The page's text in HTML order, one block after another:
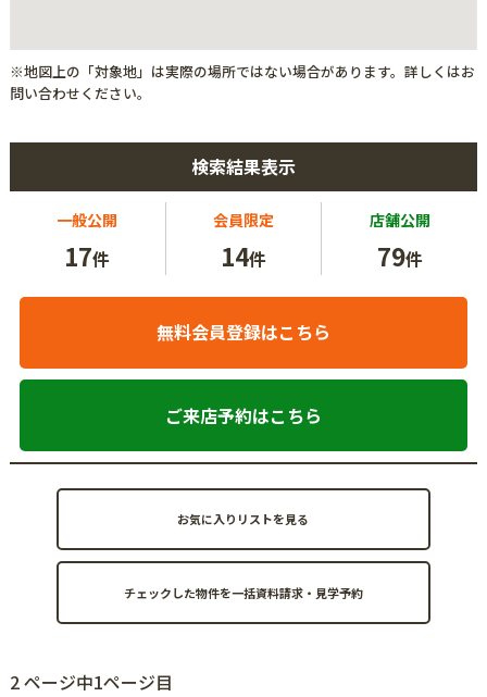
※地図上の「対象地」は実際の場所ではない場合があります。詳しくはお
問い合わせください。
検索結果表示
一般公開
17件
会員限定
14件
店舗公開
79件
無料会員登録はこちら
ご来店予約はこちら
お気に入りリストを見る
2 ページ中1ページ目